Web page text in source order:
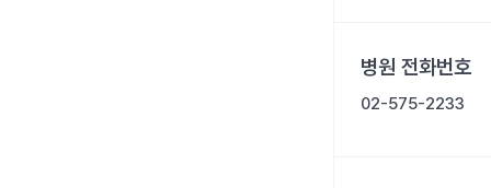
병원 전화번호
02-575-2233